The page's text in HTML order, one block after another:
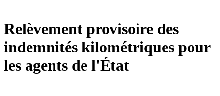
Relèvement provisoire des
indemnités kilométriques pour
les agents de l'État